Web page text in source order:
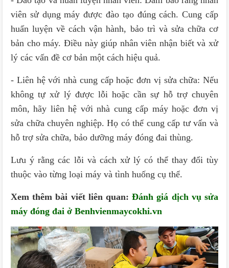
viên sử dụng máy được đào tạo đúng cách. Cung cấp
huấn luyện về cách vận hành, bảo trì và sửa chữa cơ
bản cho máy. Điều này giúp nhân viên nhận biết và xử
lý các vấn đề cơ bản một cách hiệu quả.
- Liên hệ với nhà cung cấp hoặc đơn vị sửa chữa: Nếu
không tự xử lý được lỗi hoặc cần sự hỗ trợ chuyên
môn, hãy liên hệ với nhà cung cấp máy hoặc đơn vị
sửa chữa chuyên nghiệp. Họ có thể cung cấp tư vấn và
hỗ trợ sửa chữa, bảo dưỡng máy đóng đai thùng.
Lưu ý rằng các lỗi và cách xử lý có thể thay đổi tùy
thuộc vào từng loại máy và tình huống cụ thể.
Xem thêm bài viết liên quan:Đánh giá dịch vụ sửa
máy đóng đai ở Benhvienmaycokhi.vn